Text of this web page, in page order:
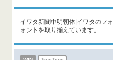
イワタ新聞中明朝体|イワタのフ
ォントを取り揃えています。